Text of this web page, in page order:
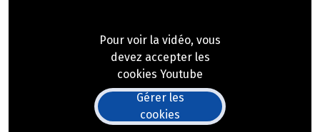
Pour voir la vidéo, vous
devez accepter les
cookies Youtube
Gérer les
cookies